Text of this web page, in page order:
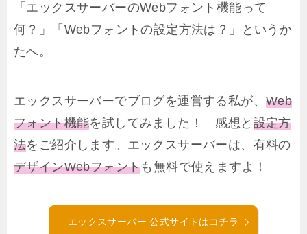
「エックスサーバーのWebフォント機能って
何？」「Webフォントの設定方法は？」というか
たへ。
エックスサーバーでブログを運営する私が、 Web
フォント機能を試してみました！ 感想と 設定方
法をご紹介します。エックスサーバーは、有料の
デザインWebフォントも無料で使えますよ！
エックスサーバー 公式サイトはコチラ